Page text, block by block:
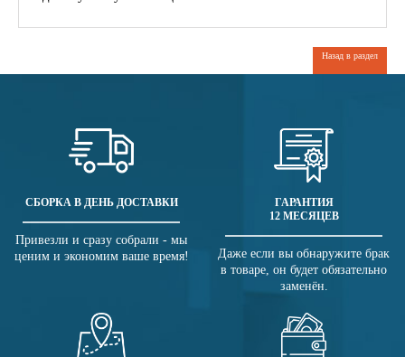
Назад в раздел
СБОРКА В ДЕНЬ ДОСТАВКИ
Привезли и сразу собрали - мы
ценим и экономим ваше время!
ГАРАНТИЯ
12 МЕСЯЦЕВ
Даже если вы обнаружите брак
в товаре, он будет обязательно
заменён.